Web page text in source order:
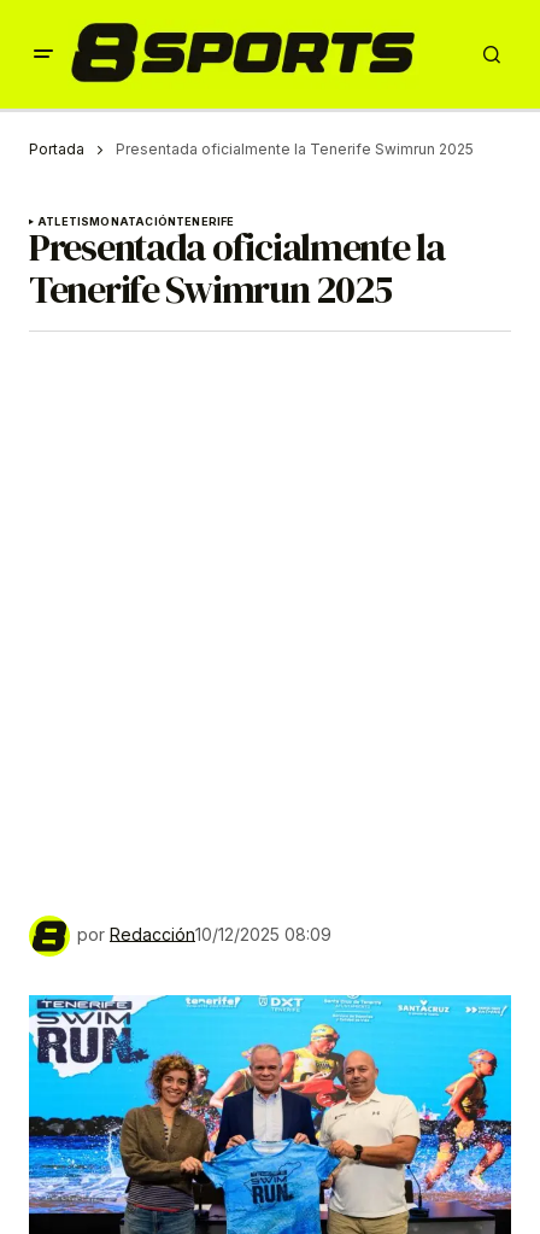
Portada Presentada oficialmente la Tenerife Swimrun 2025
ATLETISMONATACIÓNTENERIFE
Presentada oficialmente la
Tenerife Swimrun 2025
por Redacción10/12/2025 08:09